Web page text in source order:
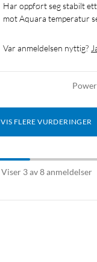
Har oppført seg stabilt
mot Aquara temperatur
Var anmeldelsen nyttig?
VIS FLERE VURDERINGER
Viser 3 av 8 anmeldelser